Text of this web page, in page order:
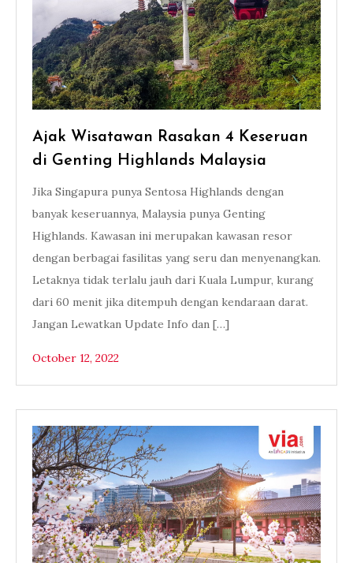
Ajak Wisatawan Rasakan 4 Keseruan
di Genting Highlands Malaysia
Jika Singapura punya Sentosa Highlands dengan
banyak keseruannya, Malaysia punya Genting
Highlands. Kawasan ini merupakan kawasan resor
dengan berbagai fasilitas yang seru dan menyenangkan.
Letaknya tidak terlalu jauh dari Kuala Lumpur, kurang
dari 60 menit jika ditempuh dengan kendaraan darat.
Jangan Lewatkan Update Info dan […]
October 12, 2022